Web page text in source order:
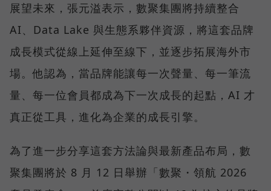
展望未來，張元溢表示，數聚集團將持續整合
AI、Data Lake 與生態系夥伴資源，將這套品牌
成長模式從線上延伸至線下，並逐步拓展海外市
場。他認為，當品牌能讓每一次聲量、每一筆流
量、每一位會員都成為下一次成長的起點，AI 才
真正從工具，進化為企業的成長引擎。
為了進一步分享這套方法論與最新產品布局，數
聚集團將於 8 月 12 日舉辦「數聚・領航 2026